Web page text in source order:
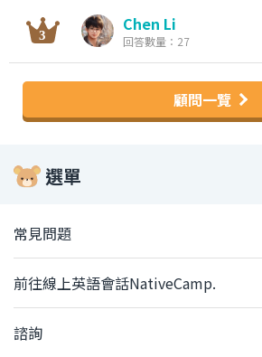
Chen Li
回答數量：27
顧問一覽
選單
常見問題
前往線上英語會話NativeCamp.
諮詢